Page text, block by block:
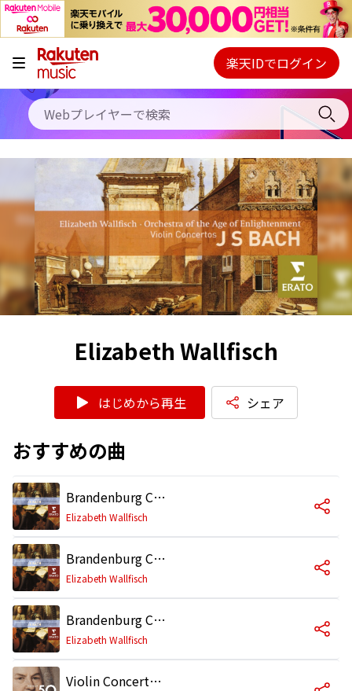
キャンペーン
料金プラン
使い方
初回30日間無料お試し
Webプレイヤー
ご契約内容の確認・変更
楽天IDでログイン
Elizabeth Wallfisch
はじめから再生 シェア
おすすめの曲
Brandenburg Concerto No. 5 in D Major, BWV 1050: I. Allegro
Elizabeth Wallfisch
Brandenburg Concerto No. 5 in D Major, BWV 1050: II. Affettuoso
Elizabeth Wallfisch
Brandenburg Concerto No. 5 in D Major, BWV 1050: III. Allegro
Elizabeth Wallfisch
Violin Concerto No. 1 in A Minor, BWV 1041: III. Allegro assai